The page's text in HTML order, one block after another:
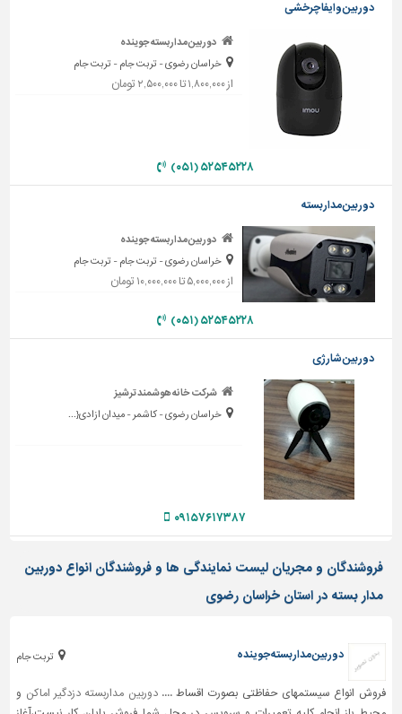
ساختمان
شهرسازی،
ترافیک
و
سازه
دوربین وایفا چرخشی
دوربین مداربسته جوینده
خراسان رضوی - تربت جام - تربت جام
از ۱,۸۰۰,۰۰۰ تا ۲,۵۰۰,۰۰۰ تومان
۵۲۵۴۵۲۲۸ (۰۵۱)
دوربین مداربسته
دوربین مداربسته جوینده
خراسان رضوی - تربت جام - تربت جام
از ۵,۰۰۰,۰۰۰ تا ۱۰,۰۰۰,۰۰۰ تومان
۵۲۵۴۵۲۲۸ (۰۵۱)
دوربین شارژی
شرکت خانه هوشمند ترشیز
خراسان رضوی - کاشمر - میدان ازادی{...
۰۹۱۵۷۶۱۷۳۸۷
فروشندگان و مجریان لیست نمایندگی ها و فروشندگان انواع دوربین
مدار بسته در استان خراسان رضوی
تربت جام دوربین مداربسته جوینده
فروش انواع سیستمهای حفاظتی بصورت اقساط ....دوربین مداربسته دزدگیر اماکن و